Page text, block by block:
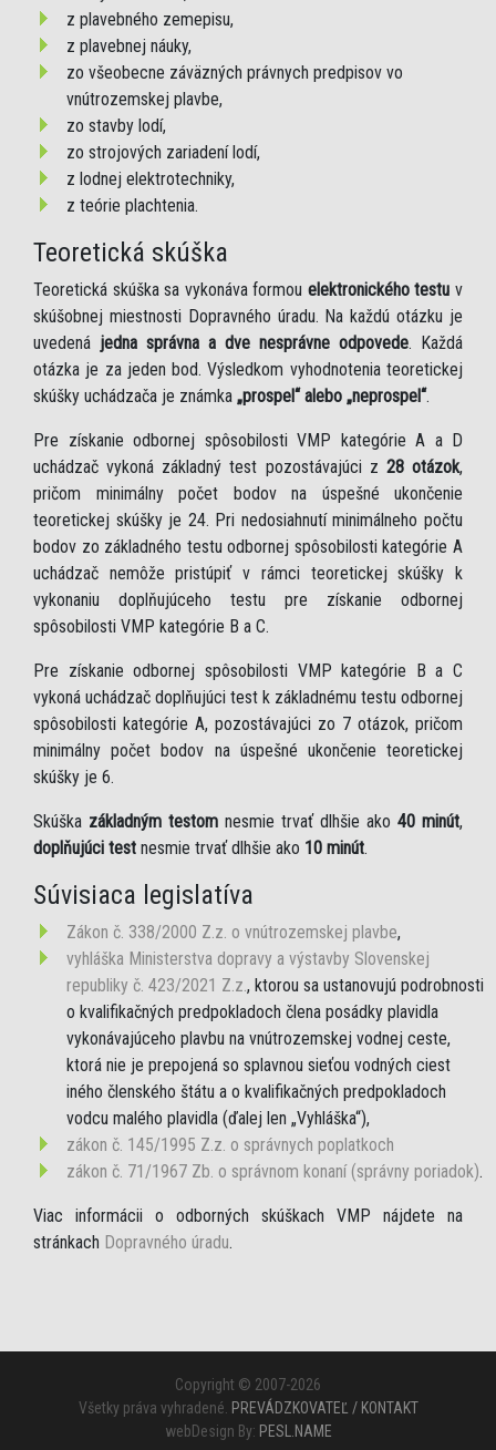
z plavebného zemepisu,
z plavebnej náuky,
zo všeobecne záväzných právnych predpisov vo
vnútrozemskej plavbe,
zo stavby lodí,
zo strojových zariadení lodí,
z lodnej elektrotechniky,
z teórie plachtenia.
Teoretická skúška
Teoretická skúška sa vykonáva formou elektronického testu v
skúšobnej miestnosti Dopravného úradu. Na každú otázku je
uvedená jedna správna a dve nesprávne odpovede. Každá
otázka je za jeden bod. Výsledkom vyhodnotenia teoretickej
skúšky uchádzača je známka „prospel“ alebo „neprospel“.
Pre získanie odbornej spôsobilosti VMP kategórie A a D
uchádzač vykoná základný test pozostávajúci z 28 otázok,
pričom minimálny počet bodov na úspešné ukončenie
teoretickej skúšky je 24. Pri nedosiahnutí minimálneho počtu
bodov zo základného testu odbornej spôsobilosti kategórie A
uchádzač nemôže pristúpiť v rámci teoretickej skúšky k
vykonaniu doplňujúceho testu pre získanie odbornej
spôsobilosti VMP kategórie B a C.
Pre získanie odbornej spôsobilosti VMP kategórie B a C
vykoná uchádzač doplňujúci test k základnému testu odbornej
spôsobilosti kategórie A, pozostávajúci zo 7 otázok, pričom
minimálny počet bodov na úspešné ukončenie teoretickej
skúšky je 6.
Skúška základným testom nesmie trvať dlhšie ako 40 minút,
doplňujúci test nesmie trvať dlhšie ako 10 minút.
Súvisiaca legislatíva
Zákon č. 338/2000 Z.z. o vnútrozemskej plavbe,
vyhláška Ministerstva dopravy a výstavby Slovenskej
republiky č. 423/2021 Z.z., ktorou sa ustanovujú podrobnosti
o kvalifikačných predpokladoch člena posádky plavidla
vykonávajúceho plavbu na vnútrozemskej vodnej ceste,
ktorá nie je prepojená so splavnou sieťou vodných ciest
iného členského štátu a o kvalifikačných predpokladoch
vodcu malého plavidla (ďalej len „Vyhláška“),
zákon č. 145/1995 Z.z. o správnych poplatkoch
zákon č. 71/1967 Zb. o správnom konaní (správny poriadok).
Viac informácii o odborných skúškach VMP nájdete na
stránkach Dopravného úradu.
Copyright © 2007-2026
Všetky práva vyhradené. PREVÁDZKOVATEĽ / KONTAKT
webDesign By: PESL.NAME